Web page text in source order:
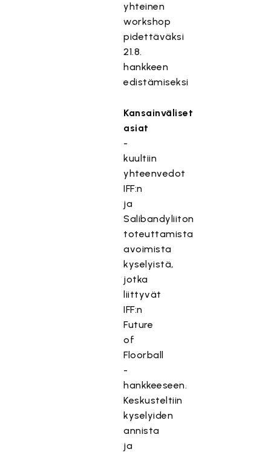
yhteinen
workshop
pidettäväksi
21.8.
hankkeen
edistämiseksi
Kansainväliset
asiat
-
kuultiin
yhteenvedot
IFF:n
ja
Salibandyliiton
toteuttamista
avoimista
kyselyistä,
jotka
liittyvät
IFF:n
Future
of
Floorball
-
hankkeeseen.
Keskusteltiin
kyselyiden
annista
ja